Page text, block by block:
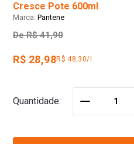
Cresce Pote 600ml
Pantene
De R$ 41,90
R$ 28,98R$ 48,30/l
Quantidade